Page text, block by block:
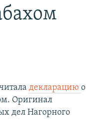
декларациюо
Оригинал
дел Нагорного